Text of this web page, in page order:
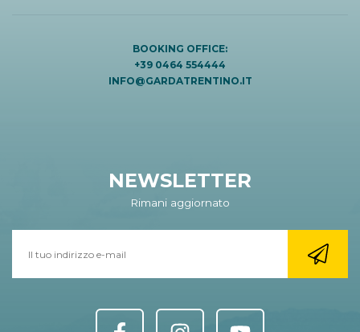
BOOKING OFFICE:
+39 0464 554444
INFO@GARDATRENTINO.IT
NEWSLETTER
Rimani aggiornato